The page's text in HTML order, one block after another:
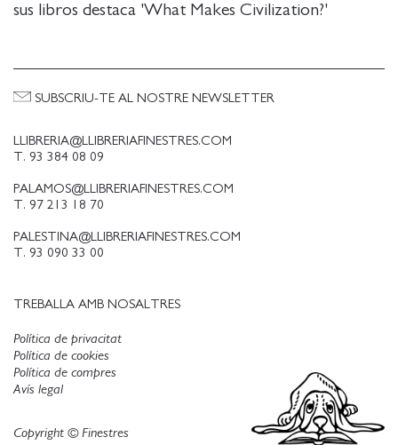
sus libros destaca 'What Makes Civilization?'
LLIBRERIA@LLIBRERIAFINESTRES.COM
T. 93 384 08 09
PALAMOS@LLIBRERIAFINESTRES.COM
T. 97 213 18 70
PALESTINA@LLIBRERIAFINESTRES.COM
T. 93 090 33 00
TREBALLA AMB NOSALTRES
SUBSCRIU-TE AL NOSTRE NEWSLETTER
Política de privacitat
Política de cookies
Avís legal
Política de compres
Copyright © Finestres